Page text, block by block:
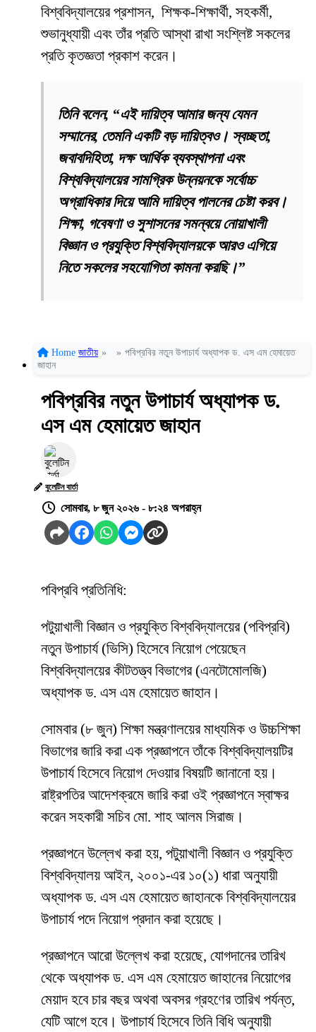
বিশ্ববিদ্যালয়ের প্রশাসন, শিক্ষক-শিক্ষার্থী, সহকর্মী,
শুভানুধ্যায়ী এবং তাঁর প্রতি আস্থা রাখা সংশ্লিষ্ট সকলের
প্রতি কৃতজ্ঞতা প্রকাশ করেন।
তিনি বলেন, “এই দায়িত্ব আমার জন্য যেমন
সম্মানের, তেমনি একটি বড় দায়িত্বও। স্বচ্ছতা,
জবাবদিহিতা, দক্ষ আর্থিক ব্যবস্থাপনা এবং
বিশ্ববিদ্যালয়ের সামগ্রিক উন্নয়নকে সর্বোচ্চ
অগ্রাধিকার দিয়ে আমি দায়িত্ব পালনের চেষ্টা করব।
শিক্ষা, গবেষণা ও সুশাসনের সমন্বয়ে নোয়াখালী
বিজ্ঞান ও প্রযুক্তি বিশ্ববিদ্যালয়কে আরও এগিয়ে
নিতে সকলের সহযোগিতা কামনা করছি।”
Home জাতীয় » » পবিপ্রবির নতুন উপাচার্য অধ্যাপক ড. এস এম হেমায়েত
জাহান
পবিপ্রবির নতুন উপাচার্য অধ্যাপক ড.
এস এম হেমায়েত জাহান
বুলেটিন বার্তা
সোমবার, ৮ জুন ২০২৬ - ৮:২৪ অপরাহ্ন
পবিপ্রবি প্রতিনিধি:
পটুয়াখালী বিজ্ঞান ও প্রযুক্তি বিশ্ববিদ্যালয়ের (পবিপ্রবি)
নতুন উপাচার্য (ভিসি) হিসেবে নিয়োগ পেয়েছেন
বিশ্ববিদ্যালয়ের কীটতত্ত্ব বিভাগের (এনটোমোলজি)
অধ্যাপক ড. এস এম হেমায়েত জাহান।
সোমবার (৮ জুন) শিক্ষা মন্ত্রণালয়ের মাধ্যমিক ও উচ্চশিক্ষা
বিভাগের জারি করা এক প্রজ্ঞাপনে তাঁকে বিশ্ববিদ্যালয়টির
উপাচার্য হিসেবে নিয়োগ দেওয়ার বিষয়টি জানানো হয়।
রাষ্ট্রপতির আদেশক্রমে জারি করা ওই প্রজ্ঞাপনে স্বাক্ষর
করেন সহকারী সচিব মো. শাহ আলম সিরাজ।
প্রজ্ঞাপনে উল্লেখ করা হয়, পটুয়াখালী বিজ্ঞান ও প্রযুক্তি
বিশ্ববিদ্যালয় আইন, ২০০১-এর ১০(১) ধারা অনুযায়ী
অধ্যাপক ড. এস এম হেমায়েত জাহানকে বিশ্ববিদ্যালয়ের
উপাচার্য পদে নিয়োগ প্রদান করা হয়েছে।
প্রজ্ঞাপনে আরো উল্লেখ করা হয়েছে, যোগদানের তারিখ
থেকে অধ্যাপক ড. এস এম হেমায়েত জাহানের নিয়োগের
মেয়াদ হবে চার বছর অথবা অবসর গ্রহণের তারিখ পর্যন্ত,
যেটি আগে হবে। উপাচার্য হিসেবে তিনি বিধি অনুযায়ী